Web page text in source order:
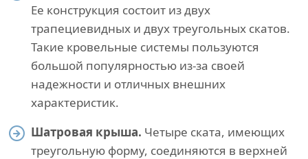
Ее конструкция состоит из двух
трапециевидных и двух треугольных скатов.
Такие кровельные системы пользуются
большой популярностью из-за своей
надежности и отличных внешних
характеристик.
Шатровая крыша. Четыре ската, имеющих
треугольную форму, соединяются в верхней